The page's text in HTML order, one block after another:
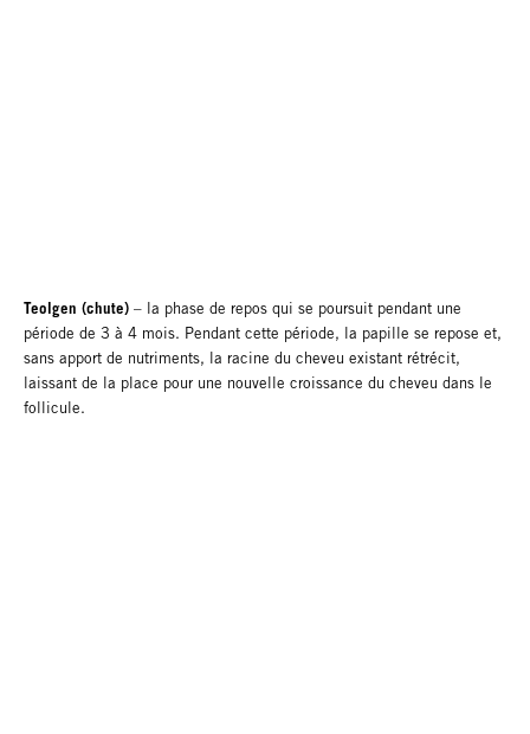
Teolgen (chute) – la phase de repos qui se poursuit pendant une
période de 3 à 4 mois. Pendant cette période, la papille se repose et,
sans apport de nutriments, la racine du cheveu existant rétrécit,
laissant de la place pour une nouvelle croissance du cheveu dans le
follicule.